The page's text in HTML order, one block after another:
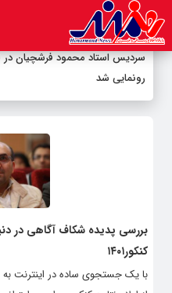
سردیس استاد محمود فرشچیان در
رونمایی شد
بررسی پدیده شکاف آگاهی در
کنکور۱۴۰۱
با یک جستجوی ساده در اینترنت